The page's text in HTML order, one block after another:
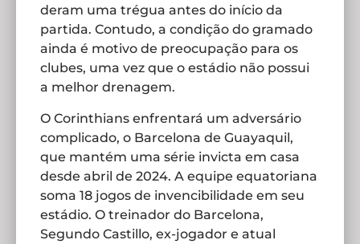
deram uma trégua antes do início da
partida. Contudo, a condição do gramado
ainda é motivo de preocupação para os
clubes, uma vez que o estádio não possui
a melhor drenagem.
O Corinthians enfrentará um adversário
complicado, o Barcelona de Guayaquil,
que mantém uma série invicta em casa
desde abril de 2024. A equipe equatoriana
soma 18 jogos de invencibilidade em seu
estádio. O treinador do Barcelona,
Segundo Castillo, ex-jogador e atual